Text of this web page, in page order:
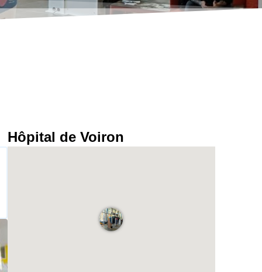
Hôpital de Voiron